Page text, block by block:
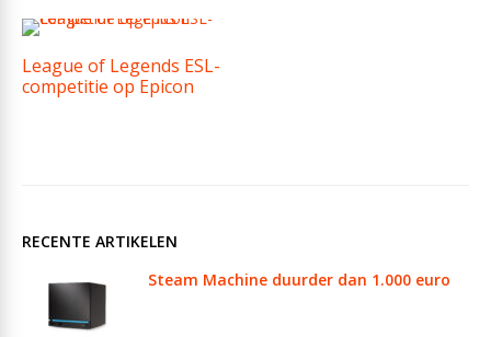
League of Legends ESL-
competitie op Epicon
RECENTE ARTIKELEN
Steam Machine duurder dan 1.000 euro